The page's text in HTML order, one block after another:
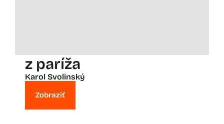
z paríža
Karol Svolinský
Zobraziť